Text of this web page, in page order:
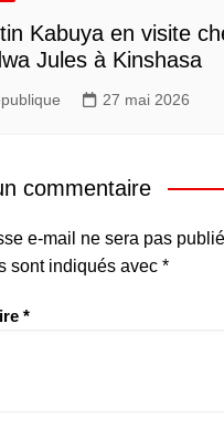
Kabuya en visite
Jules à Kinshasa
27 mai 2026
commentaire
e-mail ne sera pas
sont indiqués avec *
*